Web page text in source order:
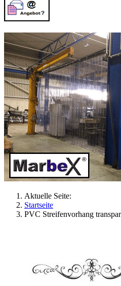
Aktuelle Seite:
Startseite
PVC Streifenvorhang